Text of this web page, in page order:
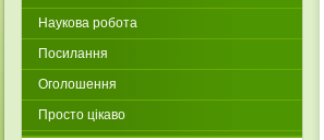
Наукова робота
Посилання
Оголошення
Просто цікаво